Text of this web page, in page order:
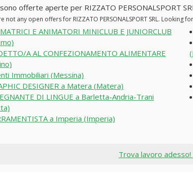
offerte aperte per RIZZATO PERSONALSPORT
not any open offers for RIZZATO PERSONALSPORT SRL. Looking
E ANIMATORI MINICLUB E JUNIORCLUB
A AL CONFEZIONAMENTO ALIMENTARE
Immobiliari (Messina)
DESIGNER a Matera (Matera)
DI LINGUE a Barletta-Andria-Trani
a Imperia (Imperia)
Trova lavoro adesso!